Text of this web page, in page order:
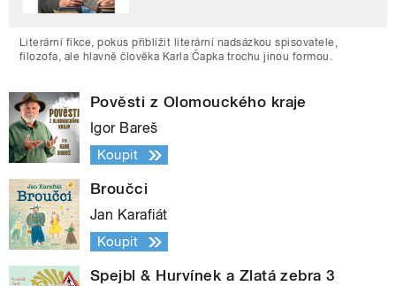
Literární fikce, pokus přiblížit literární nadsázkou spisovatele,
filozofa, ale hlavně člověka Karla Čapka trochu jinou formou.
Pověsti z Olomouckého kraje
Igor Bareš
Koupit
Broučci
Jan Karafiát
Koupit
Spejbl & Hurvínek a Zlatá zebra 3